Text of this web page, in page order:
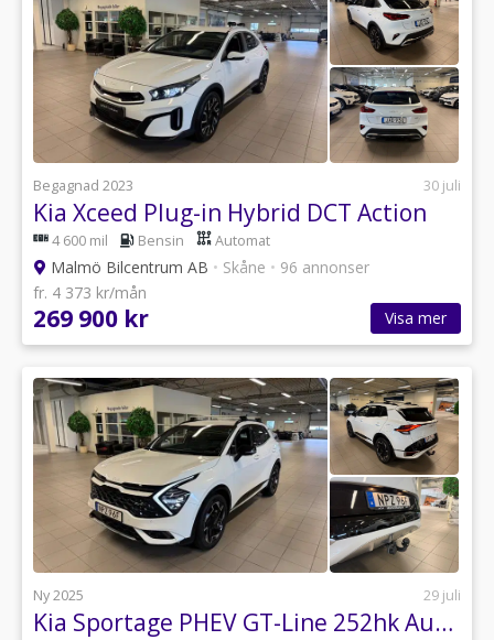
Begagnad 2023 30 juli
Kia Xceed Plug-in Hybrid DCT Action
4 600 mil Bensin Automat
Malmö Bilcentrum AB • Skåne • 96 annonser
fr. 4 373 kr/mån
269 900 kr Visa mer
Ny 2025 29 juli
Kia Sportage PHEV GT-Line 252hk Automat Krok